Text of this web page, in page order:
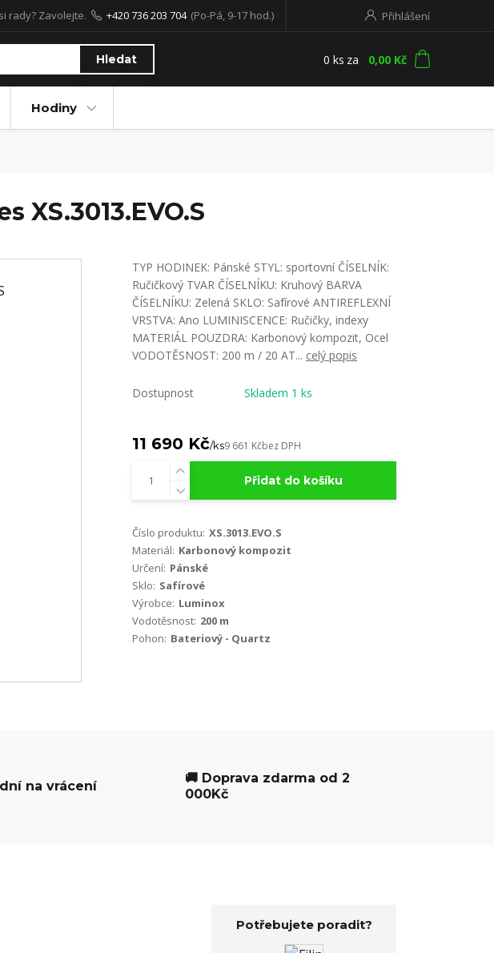
Přihlášení
Hledat
rady? Zavolejte. +420 736 203 704 (Po-Pá, 9-17 hod.)
0 ks za 0,00 Kč
Hodiny
XS.3013.EVO.S
TYP HODINEK: Pánské STYL: sportovní ČÍSELNÍK:
Ručičkový TVAR ČÍSELNÍKU: Kruhový BARVA
ČÍSELNÍKU: Zelená SKLO: Safírové ANTIREFLEXNÍ
VRSTVA: Ano LUMINISCENCE: Ručičky, indexy
MATERIÁL POUZDRA: Karbonový kompozit, Ocel
VODOTĚSNOST: 200 m / 20 AT... celý popis
Dostupnost Skladem 1 ks
11 690 Kč/ks9 661 Kčbez DPH
Přidat do košíku
Číslo produktu: XS.3013.EVO.S
Materiál: Karbonový kompozit
Určení: Pánské
Sklo: Safírové
Výrobce: Luminox
Vodotěsnost: 200 m
Pohon: Bateriový - Quartz
dní na vrácení
🚚 Doprava zdarma od 2
000Kč
Potřebujete poradit?